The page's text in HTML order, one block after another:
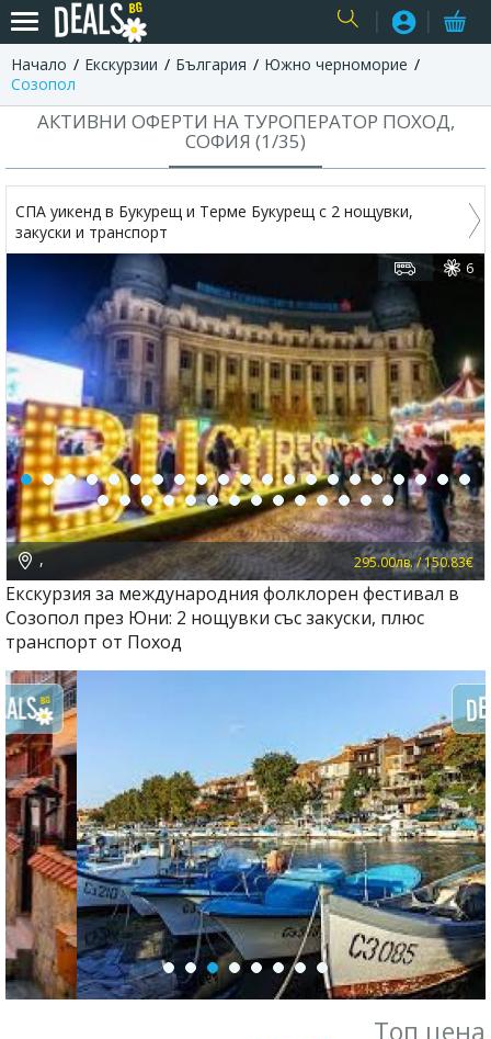
USER
Начало Екскурзии България
Южно черноморие
Созопол
АКТИВНИ ОФЕРТИ НА ТУРОПЕРАТОР ПОХОД,
СОФИЯ (1/35)
СПА уикенд в Букурещ и Терме Букурещ с 2 нощувки,
закуски и транспорт
6
, 295.00лв. / 150.83€
Екскурзия за международния фолклорен фестивал в
Созопол през Юни: 2 нощувки със закуски, плюс
транспорт от Поход
Топ цена